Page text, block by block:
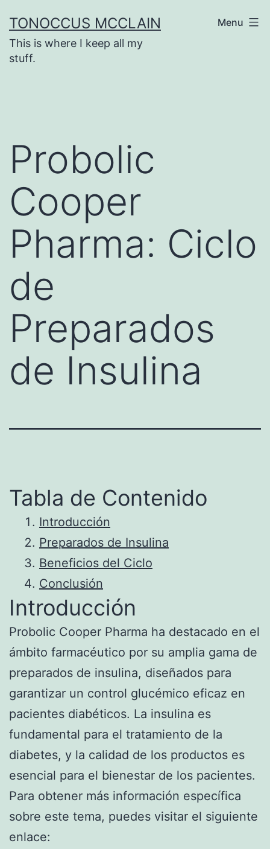
to
content
TONOCCUS MCCLAIN
This is where I keep all my
stuff.
Menu
Probolic
Cooper
Pharma: Ciclo
de
Preparados
de Insulina
Tabla de Contenido
Introducción
Preparados de Insulina
Beneficios del Ciclo
Conclusión
Introducción
Probolic Cooper Pharma ha destacado en el
ámbito farmacéutico por su amplia gama de
preparados de insulina, diseñados para
garantizar un control glucémico eficaz en
pacientes diabéticos. La insulina es
fundamental para el tratamiento de la
diabetes, y la calidad de los productos es
esencial para el bienestar de los pacientes.
Para obtener más información específica
sobre este tema, puedes visitar el siguiente
enlace: